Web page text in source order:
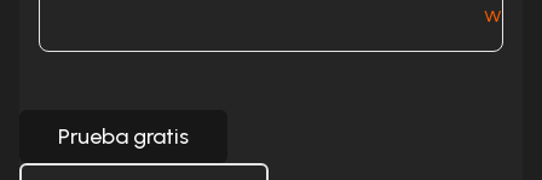
Prueba gratis